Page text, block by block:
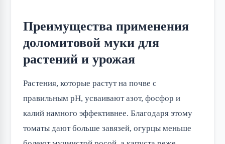
Преимущества применения
доломитовой муки для
растений и урожая
Растения, которые растут на почве с
правильным pH, усваивают азот, фосфор и
калий намного эффективнее. Благодаря этому
томаты дают больше завязей, огурцы меньше